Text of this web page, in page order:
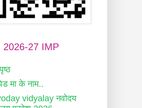
2026-27 IMP
मा के नाम..
vidyalay नवोदय